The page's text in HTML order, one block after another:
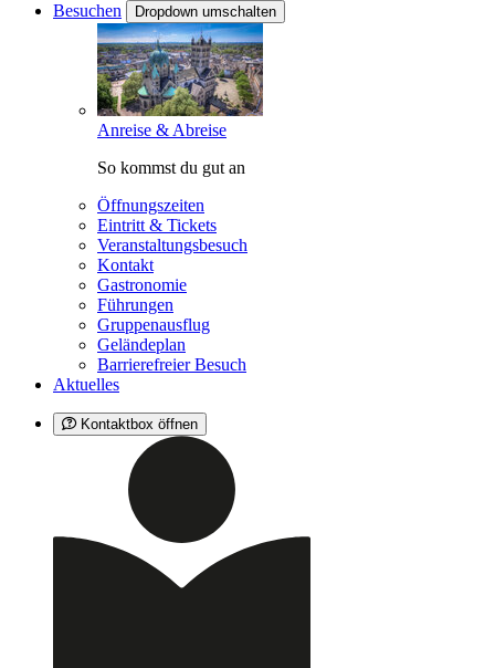
Besuchen
Dropdown umschalten
Anreise & Abreise
So kommst du gut an
Öffnungszeiten
Eintritt & Tickets
Veranstaltungsbesuch
Kontakt
Gastronomie
Führungen
Gruppenausflug
Geländeplan
Barrierefreier Besuch
Aktuelles
Kontaktbox öffnen